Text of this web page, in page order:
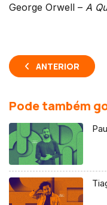
George Orwell – A
ANTERIOR
Pode também